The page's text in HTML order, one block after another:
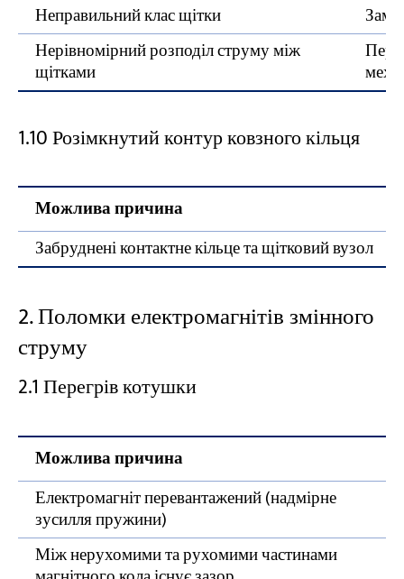
Неправильний клас щітки
Нерівномірний розподіл струму між
щітками
1.10 Розімкнутий контур ковзного кільця
Можлива причина
Забруднені контактне кільце та щітковий вузол
2. Поломки електромагнітів змінного
струму
2.1 Перегрів котушки
Можлива причина
Електромагніт перевантажений (надмірне
зусилля пружини)
Між нерухомими та рухомими частинами